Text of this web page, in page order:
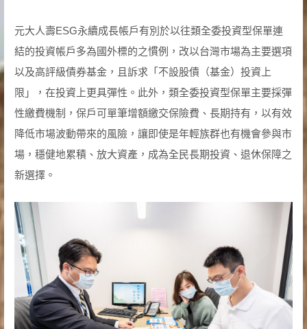
元大人壽ESG永續成長帳戶有別於以往類全委投資型保單連
結的投資帳戶多為國外標的之慣例，改以台灣市場為主要選項
以及高評級債券基金，且訴求「不設股債（基金）投資上
限」，在投資上更具彈性。此外，類全委投資型保單主要採彈
性繳費機制，保戶可單筆增額繳交保險費、長期持有，以有效
降低市場波動帶來的風險，讓即使是年輕族群也有機會參與市
場，穩健地累積、放大資產，成為全民長期投資、退休保障之
新選擇。